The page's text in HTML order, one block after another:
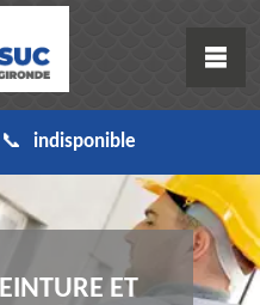
indisponible
ET